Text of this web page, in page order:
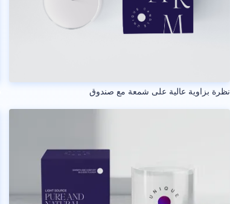
نظرة بزاوية عالية على شمعة مع صندوق